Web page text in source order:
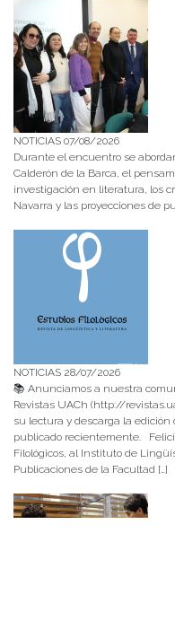
NOTICIAS 07/08/2026
Durante el encuentro se
Calderón de la Barca, el
investigación en literatura, los
Navarra y las proyecciones de
NOTICIAS 28/07/2026
📚 Anunciamos a nuestra
Revistas UACh (http://
su lectura y descarga la edición
publicado recientemente.
Filológicos, al Instituto de
Publicaciones de la Facultad […]